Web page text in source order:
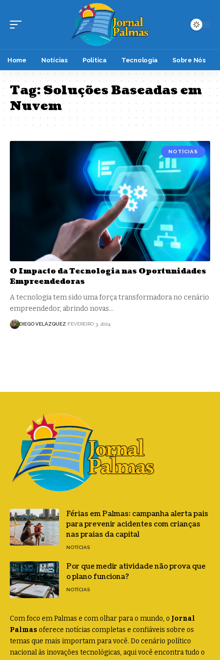
Home Notícias Política Tecnologia Sobre Nós
Tag:Soluções Baseadas em
Nuvem
NOTÍCIAS
O Impacto da Tecnologia nas Oportunidades
Empreendedoras
A tecnologia tem sido uma força transformadora no cenário
empreendedor, abrindo novas…
DIEGO VELÁZQUEZ FEVEREIRO 3, 2024
Férias em Palmas: campanha alerta pais
para prevenir acidentes com crianças
nas praias da capital
NOTÍCIAS
Por que medir atividade não prova que
o plano funciona?
NOTÍCIAS
Com foco em Palmas e com olhar para o mundo, o Jornal
Palmas oferece notícias completas e confiáveis sobre os
temas que mais importam para você. Do cenário político
nacional às inovações tecnológicas, aqui você encontra tudo o